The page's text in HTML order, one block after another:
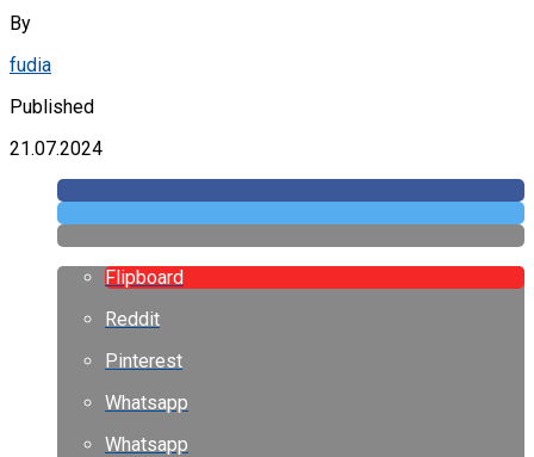
By
fudia
Published
21.07.2024
Flipboard
Reddit
Pinterest
Whatsapp
Whatsapp